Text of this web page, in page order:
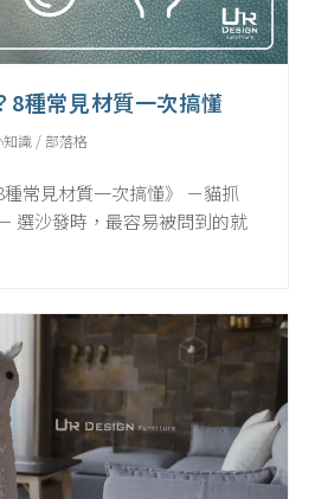
8種常見材質一次搞懂
知識 / 部落格
種常見材質一次搞懂》 －貓抓
選沙發時，最容易被問到的就